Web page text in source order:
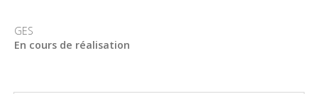
GES
En cours de réalisation